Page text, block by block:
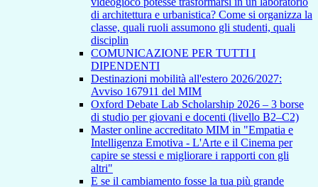
di architettura e urbanistica? Come si organizza la
classe, quali ruoli assumono gli studenti, quali
disciplin
COMUNICAZIONE PER TUTTI I
DIPENDENTI
Destinazioni mobilità all'estero 2026/2027:
Avviso 167911 del MIM
Oxford Debate Lab Scholarship 2026 – 3 borse
di studio per giovani e docenti (livello B2–C2)
Master online accreditato MIM in "Empatia e
Intelligenza Emotiva - L'Arte e il Cinema per
capire se stessi e migliorare i rapporti con gli
altri"
E se il cambiamento fosse la tua più grande